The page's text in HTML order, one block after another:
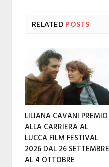
RELATED POSTS
LILIANA CAVANI PREMIO
ALLA CARRIERA AL
LUCCA FILM FESTIVAL
2026 DAL 26 SETTEMBRE
AL 4 OTTOBRE